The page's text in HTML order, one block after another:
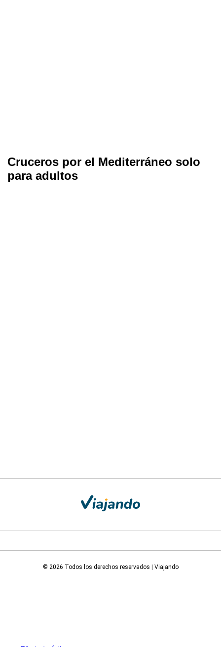
Cruceros por el Mediterráneo solo
para adultos
© 2026 Todos los derechos reservados | Viajando